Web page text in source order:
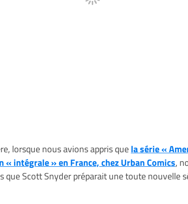
lorsque nous avions appris quela série «
intégrale » en France, chez Urban Comics,
que Scott Snyder préparait une toute nouvelle